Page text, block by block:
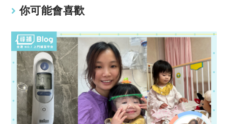
你可能會喜歡